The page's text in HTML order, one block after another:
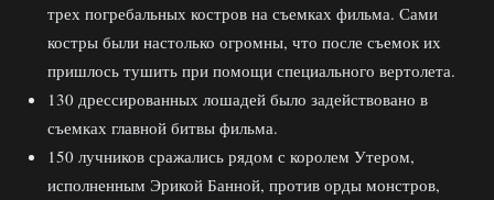
трех погребальных костров на съемках фильма. Сами
костры были настолько огромны, что после съемок их
пришлось тушить при помощи специального вертолета.
130 дрессированных лошадей было задействовано в
съемках главной битвы фильма.
150 лучников сражались рядом с королем Утером,
исполненным Эрикой Банной, против орды монстров,